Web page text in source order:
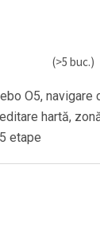
(>5 buc.)
O5, navigare
hartă,
etape